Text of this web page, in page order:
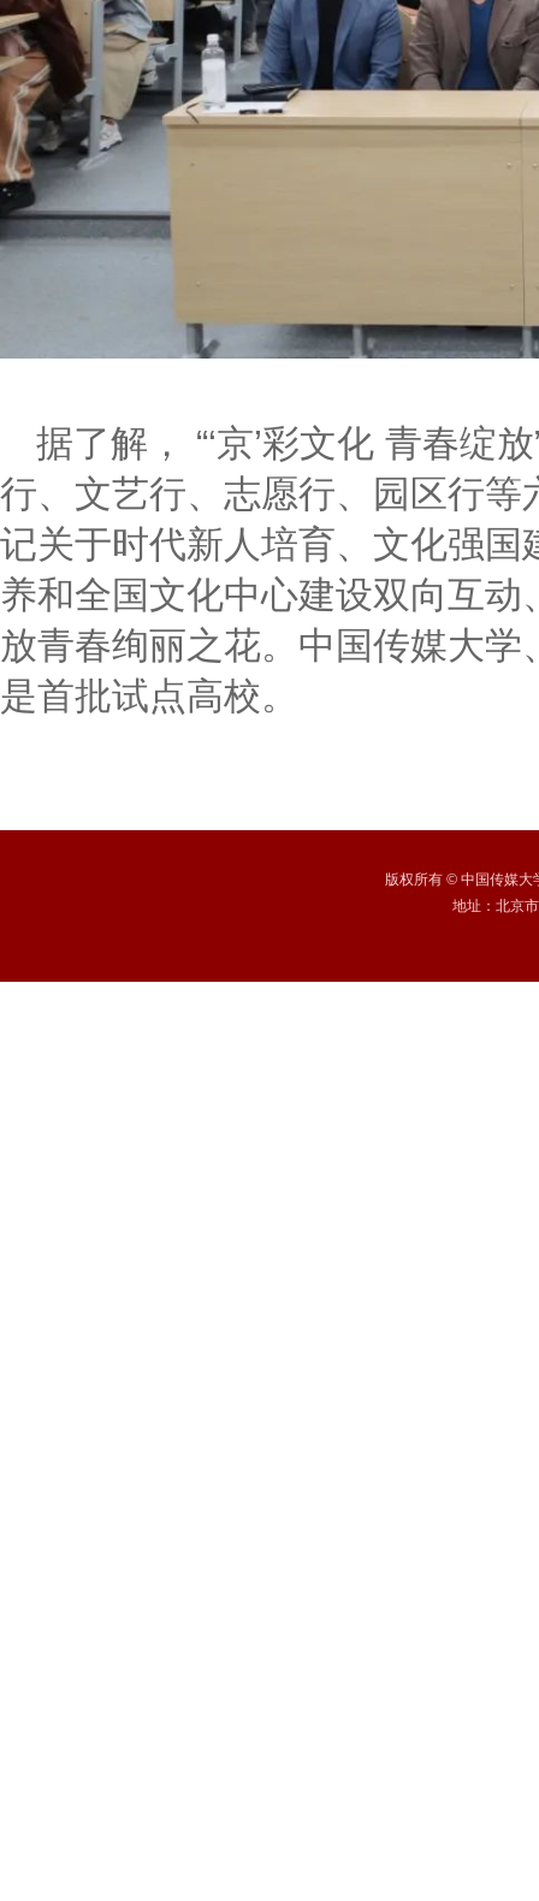
据了解， “‘京’彩文化 青春绽
行、文艺行、志愿行、园区行
记关于时代新人培育、文化强
养和全国文化中心建设双向互
放青春绚丽之花。中国传媒大
是首批试点高校。
版权所有 © 中国传媒大
地址：北京